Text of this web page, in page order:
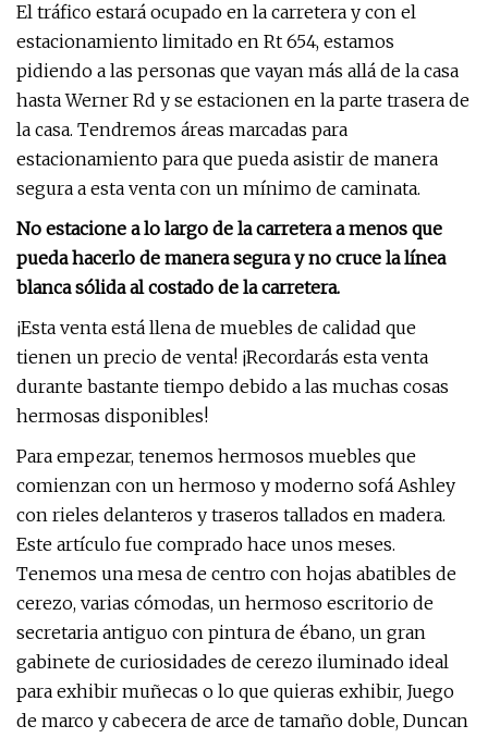
El tráfico estará ocupado en la carretera y con el
estacionamiento limitado en Rt 654, estamos
pidiendo a las personas que vayan más allá de la casa
hasta Werner Rd y se estacionen en la parte trasera de
la casa. Tendremos áreas marcadas para
estacionamiento para que pueda asistir de manera
segura a esta venta con un mínimo de caminata.
No estacione a lo largo de la carretera a menos que
pueda hacerlo de manera segura y no cruce la línea
blanca sólida al costado de la carretera.
¡Esta venta está llena de muebles de calidad que
tienen un precio de venta! ¡Recordarás esta venta
durante bastante tiempo debido a las muchas cosas
hermosas disponibles!
Para empezar, tenemos hermosos muebles que
comienzan con un hermoso y moderno sofá Ashley
con rieles delanteros y traseros tallados en madera.
Este artículo fue comprado hace unos meses.
Tenemos una mesa de centro con hojas abatibles de
cerezo, varias cómodas, un hermoso escritorio de
secretaria antiguo con pintura de ébano, un gran
gabinete de curiosidades de cerezo iluminado ideal
para exhibir muñecas o lo que quieras exhibir, Juego
de marco y cabecera de arce de tamaño doble, Duncan